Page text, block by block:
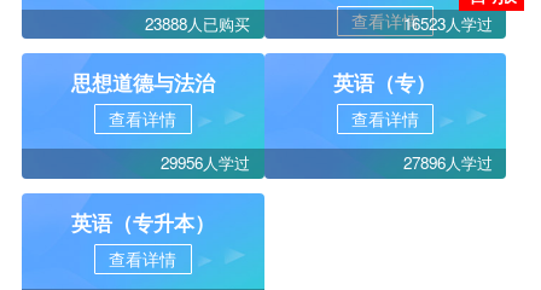
23888人已购买 查看详情16523人学过
思想道德与法治
查看详情
29956人学过
英语（专）
查看详情
27896人学过
英语（专升本）
查看详情